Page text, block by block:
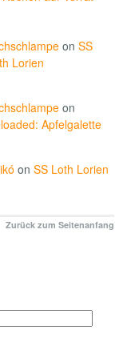
on SS
Lorien
on
Apfelgalette
on SS Loth Lorien
Zurück zum Seitenanfang